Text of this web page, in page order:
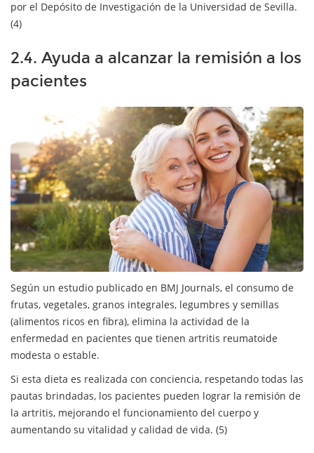
por el Depósito de Investigación de la Universidad de Sevilla.
(4)
2.4. Ayuda a alcanzar la remisión a los
pacientes
Según un estudio publicado en BMJ Journals, el consumo de
frutas, vegetales, granos integrales, legumbres y semillas
(alimentos ricos en fibra), elimina la actividad de la
enfermedad en pacientes que tienen artritis reumatoide
modesta o estable.
Si esta dieta es realizada con conciencia, respetando todas las
pautas brindadas, los pacientes pueden lograr la remisión de
la artritis, mejorando el funcionamiento del cuerpo y
aumentando su vitalidad y calidad de vida. (5)